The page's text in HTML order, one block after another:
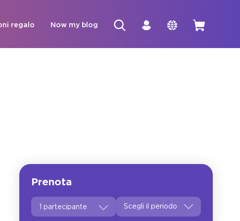
regalo Now my blog
Prenota
1 partecipante